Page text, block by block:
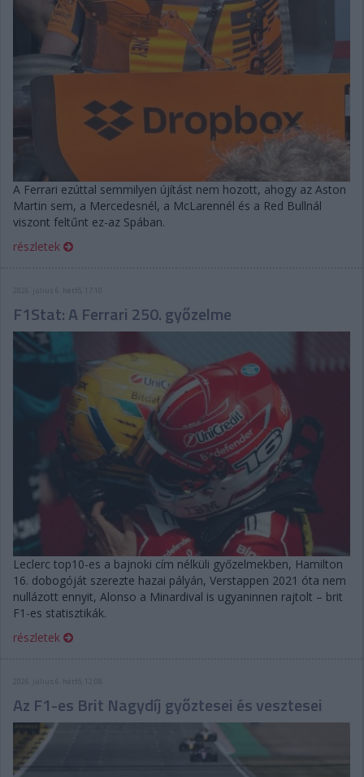
A Ferrari ezúttal semmilyen újítást nem hozott, ahogy az Aston
Martin sem, a Mercedesnél, a McLarennél és a Red Bullnál
viszont feltűnt ez-az Spában.
részletek
2026. július 6. hétfő, 17:10
F1Stat: A Ferrari 250. győzelme
Leclerc top10-es a bajnoki cím nélküli győzelmekben, Hamilton
16. dobogóját szerezte hazai pályán, Verstappen 2021 óta nem
nullázott ennyit, Alonso a Minardival is ugyaninnen rajtolt – brit
F1-es statisztikák.
részletek
2026. július 6. hétfő, 12:08
Az F1-es Brit Nagydíj győztesei és vesztesei